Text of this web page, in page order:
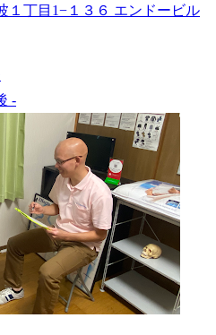
１丁目1−１３６ エンドービル
-